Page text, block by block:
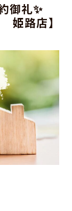
御礼✨
姫路店】